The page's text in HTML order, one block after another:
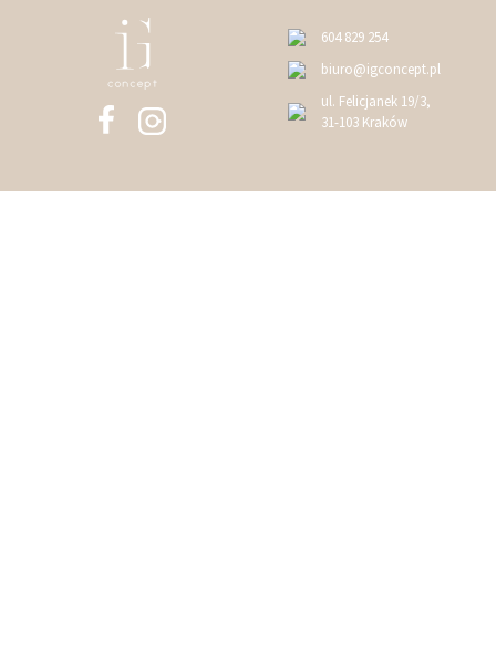
604 829 254
biuro@igconcept.pl
ul. Felicjanek 19/3,
31-103 Kraków